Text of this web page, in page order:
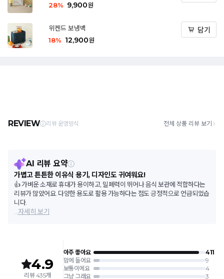
28% 9,900원
위켄드 보냉백
18% 12,900원
담기